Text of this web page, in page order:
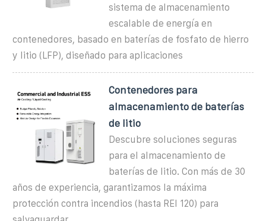
sistema de almacenamiento
escalable de energía en
contenedores, basado en baterías de fosfato de hierro
y litio (LFP), diseñado para aplicaciones
Contenedores para
almacenamiento de baterías
de litio
Descubre soluciones seguras
para el almacenamiento de
baterías de litio. Con más de 30
años de experiencia, garantizamos la máxima
protección contra incendios (hasta REI 120) para